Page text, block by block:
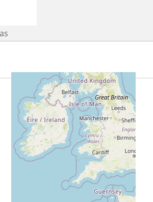
Locatie
informatie
Asociación
Educativa
Reciclanet